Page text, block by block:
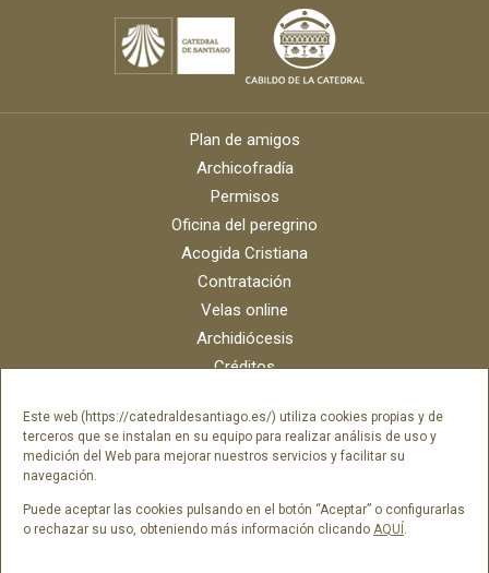
Este web (https://catedraldesantiago.es/) utiliza cookies propias y de
terceros que se instalan en su equipo para realizar análisis de uso y
medición del Web para mejorar nuestros servicios y facilitar su
navegación.
Puede aceptar las cookies pulsando en el botón “Aceptar” o configurarlas
o rechazar su uso, obteniendo más información clicando AQUÍ.
Plan de amigos
Archicofradía
Permisos
Oficina del peregrino
Acogida Cristiana
Contratación
Velas online
Archidiócesis
Créditos
Contacto
Portal del empleado SAMI Catedral